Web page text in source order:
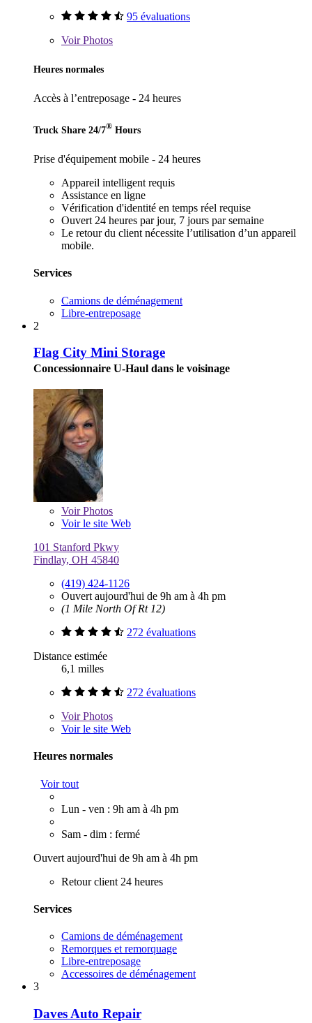
95 évaluations
VoirPhotos
Heures normales
Accès à l’entreposage - 24 heures
Truck Share 24/7® Hours
Prise d'équipement mobile - 24 heures
Appareil intelligent requis
Assistance en ligne
Vérification d'identité en temps réel requise
Ouvert 24 heures par jour, 7 jours par semaine
Le retour du client nécessite l’utilisation d’un appareil
mobile.
Services
Camions de déménagement
Libre-entreposage
2
Flag City Mini Storage
Concessionnaire U-Haul dans le voisinage
VoirPhotos
Voir le site Web
101 Stanford Pkwy
Findlay, OH 45840
(419) 424-1126
Ouvert aujourd'hui de 9h am à 4h pm
(1 Mile North Of Rt 12)
272 évaluations
Distance estimée
6,1 milles
272 évaluations
VoirPhotos
Voir le site Web
Heures normales
Voir tout
Lun - ven : 9h am à 4h pm
Sam - dim : fermé
Ouvert aujourd'hui de 9h am à 4h pm
Retour client 24 heures
Services
Camions de déménagement
Remorques et remorquage
Libre-entreposage
Accessoires de déménagement
3
Daves Auto Repair